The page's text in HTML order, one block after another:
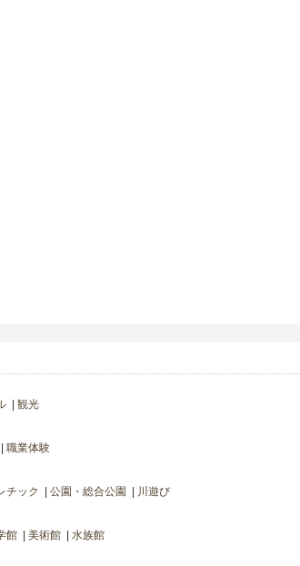
観光
職業体験
チック 公園・総合公園 川遊び
館 美術館 水族館